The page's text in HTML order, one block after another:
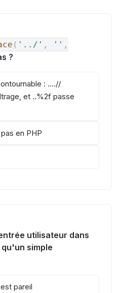
( '../' , '' ,
?
: ....//
et ..%2f passe
en PHP
utilisateur dans
simple
pareil